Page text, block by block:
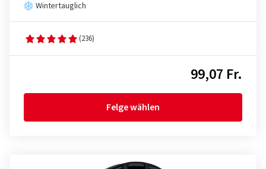
Wintertauglich
(236)
99,07 Fr.
Felge wählen